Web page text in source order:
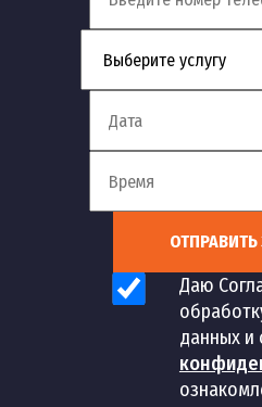
ОТПРАВИТЬ
Даю
данных и